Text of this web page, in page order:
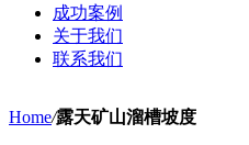
成功案例
关于我们
联系我们
Home/露天矿山溜槽坡度